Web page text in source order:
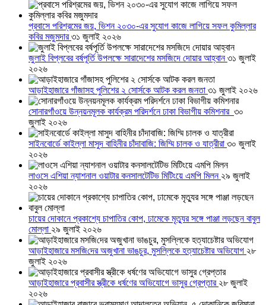
প্রবাসে পরিশ্রমের জয়, ভিশন ২০৩০-এর সুযোগ কাজে লাগিয়ে সফল কুমিল্লার
কবির মজুমদার৩১ জুলাই ২০২৬
জুলাই বিপ্লবের বর্ষপূর্তি উপলক্ষে সারাদেশের মসজিদে দোয়ার আহ্বান৩১ জুলাই
২০২৬
আড়াইহাজারে গাঁজাসহ পুলিশের ২ সোর্সকে আটক করল জনতা ৩১ জুলাই ২০২৬
সোনারগাঁওয়ে উন্নয়নমূলক কার্যক্রম পরিদর্শনে ঢাকা বিভাগীয় কমিশনার ৩০
জুলাই ২০২৬
সাইনবোর্ডে কাইল্লা মাসুদ বাহিনীর চাঁদাবাজি: জিম্মি চালক ও যাত্রীরা ৩০ জুলাই
২০২৬
লাওসে এশিয়া ন্যাশনাল ওয়াটার কনসালটেটিভ মিটিংয়ে এমপি মিলন ২৯ জুলাই
২০২৬
চায়ের দোকানে প্রকাশ্যে চাপাতির কোপ, ঢামেকে মৃত্যুর সঙ্গে পাঞ্জা লড়ছেন বাবুল
মোল্লা ২৯ জুলাই ২০২৬
আড়াইহাজারে মস‌জি‌দের অজুখানা ভাঙচুর, মুসল্লিকে হত্যাচেষ্টার অভিযোগ ২৮
জুলাই ২০২৬
আড়াইহাজারে প্রবাসীর স্ত্রীকে ধর্ষণের অভিযোগে ভাসুর গ্রেপ্তার ২৮ জুলাই
২০২৬